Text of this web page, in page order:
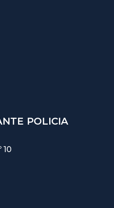
POLICIA
10